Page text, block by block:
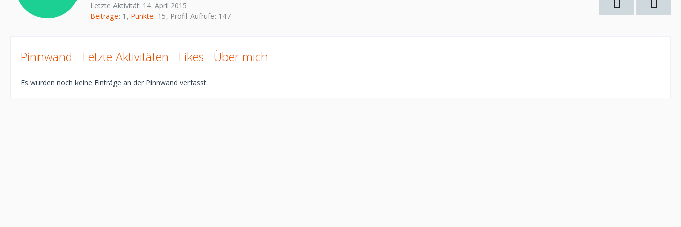
Letzte Aktivität: 14. April 2015
Beiträge 1 Punkte 15 Profil-Aufrufe 147
Pinnwand Letzte Aktivitäten Likes Über mich
Es wurden noch keine Einträge an der Pinnwand verfasst.